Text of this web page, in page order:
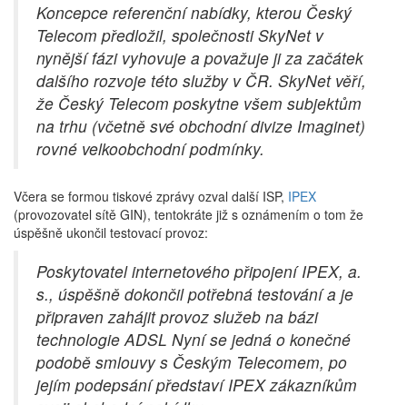
Koncepce referenční nabídky, kterou Český
Telecom předložil, společnosti SkyNet v
nynější fázi vyhovuje a považuje ji za začátek
dalšího rozvoje této služby v ČR. SkyNet věří,
že Český Telecom poskytne všem subjektům
na trhu (včetně své obchodní divize Imaginet)
rovné velkoobchodní podmínky.
Včera se formou tiskové zprávy ozval další ISP, IPEX
(provozovatel sítě GIN), tentokráte již s oznámením o tom že
úspěšně ukončil testovací provoz:
Poskytovatel internetového připojení IPEX, a.
s., úspěšně dokončil potřebná testování a je
připraven zahájit provoz služeb na bázi
technologie ADSL Nyní se jedná o konečné
podobě smlouvy s Českým Telecomem, po
jejím podepsání představí IPEX zákazníkům